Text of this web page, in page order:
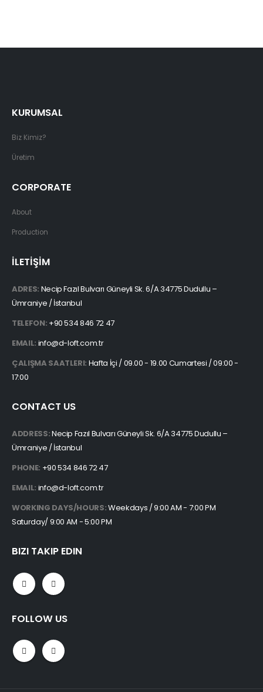
KURUMSAL
Biz Kimiz?
Üretim
CORPORATE
About
Production
İLETİŞİM
ADRES: Necip Fazıl Bulvarı Güneyli Sk. 6/A 34775 Dudullu –
Ümraniye / İstanbul
TELEFON: +90 534 846 72 47
EMAIL: info@d-loft.com.tr
ÇALIŞMA SAATLERI: Hafta İçi / 09.00 - 19.00 Cumartesi / 09:00 -
17:00
CONTACT US
ADDRESS:Necip Fazıl Bulvarı Güneyli Sk. 6/A 34775 Dudullu –
Ümraniye / İstanbul
PHONE: +90 534 846 72 47
EMAIL: info@d-loft.com.tr
WORKING DAYS/HOURS:Weekdays / 9:00 AM - 7:00 PM
Saturday/ 9:00 AM - 5:00 PM
BIZI TAKIP EDIN
FOLLOW US